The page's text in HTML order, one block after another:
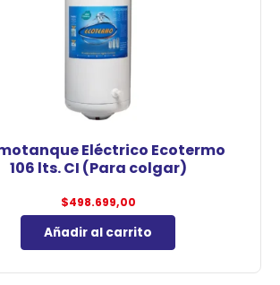
Eléctrico Ecotermo
106 lts. CI (Para colgar)
$498.699,00
Añadir al carrito